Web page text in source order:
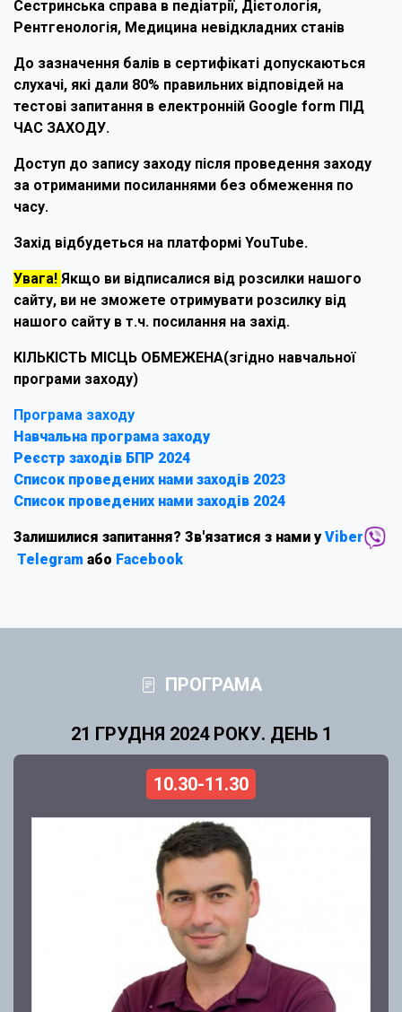
Сестринська справа в педіатрії, Дієтологія,
Рентгенологія, Медицина невідкладних станів
До зазначення балів в сертифікаті допускаються
слухачі, які дали 80% правильних відповідей на
тестові запитання в електронній Google form ПІД
ЧАС ЗАХОДУ.
Доступ до запису заходу після проведення заходу
за отриманими посиланнями без обмеження по
часу.
Захід відбудеться на платформі YouTube.
Увага! Якщо ви відписалися від розсилки нашого
сайту, ви не зможете отримувати розсилку від
нашого сайту в т.ч. посилання на захід.
КІЛЬКІСТЬ МІСЦЬ ОБМЕЖЕНА(згідно навчальної
програми заходу)
Програма заходу
Навчальна програма заходу
Реєстр заходів БПР 2024
Список проведених нами заходів 2023
Список проведених нами заходів 2024
Залишилися запитання? Зв'язатися з нами уViber
Telegram або Facebook
ПРОГРАМА
21 ГРУДНЯ 2024 РОКУ. ДЕНЬ 1
10.30-11.30